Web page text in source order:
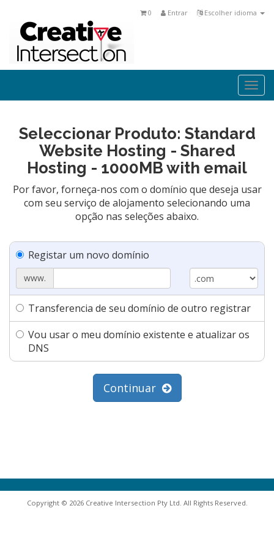
Escolher idioma
Entrar
0
Seleccionar Produto: Standard
Website Hosting - Shared
Hosting - 1000MB with email
Por favor, forneça-nos com o domínio que deseja usar
com seu serviço de alojamento selecionando uma
opção nas seleções abaixo.
Registar um novo domínio
www.
Transferencia de seu domínio de outro registrar
Vou usar o meu domínio existente e atualizar os
DNS
Continuar
Copyright © 2026 Creative Intersection Pty Ltd. All Rights Reserved.